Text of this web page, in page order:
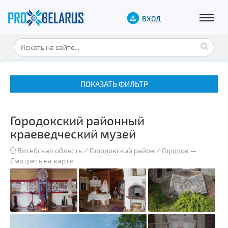
ВХОД
ПОКАЗАТЬ ФИЛЬТР
Музеи
Замки и дворцы
Военная история
Гражданская архитектура
Городокский районный
краеведческий музей
Витебская область Городокский район Городок —
Смотреть на карте